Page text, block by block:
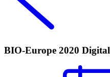
BIO-Europe 2020 Digital